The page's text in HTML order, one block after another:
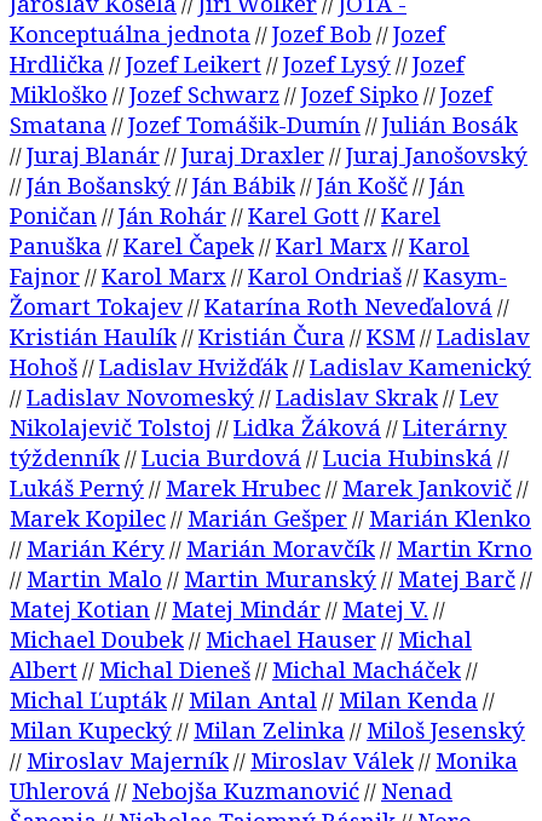
Konceptuálna jednota //Jozef Bob //Jozef
Hrdlička //Jozef Leikert //Jozef Lysý//Jozef
Mikloško //Jozef Schwarz //Jozef Sipko //Jozef
Smatana //Jozef Tomášik-Dumín //Julián Bosák
//Juraj Blanár//Juraj Draxler//Juraj Janošovský
//Ján Bošanský//Ján Bábik//Ján Košč//Ján
Poničan //Ján Rohár//Karel Gott //Karel
Panuška //Karel Čapek//Karl Marx //Karol
Fajnor//Karol Marx //Karol Ondriaš//Kasym-
Žomart Tokajev//Katarína Roth Neveďalová //
Kristián Haulík//Kristián Čura //KSM//Ladislav
Hohoš//Ladislav Hvižďák//Ladislav Kamenický
//Ladislav Novomeský//Ladislav Skrak//Lev
Nikolajevič Tolstoj //Lidka Žáková //Literárny
týždenník//Lucia Burdová //Lucia Hubinská //
Lukáš Perný// Marek Hrubec// Marek Jankovič//
Marek Kopilec// Marián Gešper// Marián Klenko
// Marián Kéry// Marián Moravčík// Martin Krno
// Martin Malo // Martin Muranský// Matej Barč//
Matej Kotian // Matej Mindár// Matej V. //
Michael Doubek// Michael Hauser// Michal
Albert // Michal Dieneš// Michal Macháček//
Michal Ľupták// Milan Antal // Milan Kenda //
Milan Kupecký// Milan Zelinka // Miloš Jesenský
// Miroslav Majerník// Miroslav Válek// Monika
Uhlerová // Nebojša Kuzmanović// Nenad